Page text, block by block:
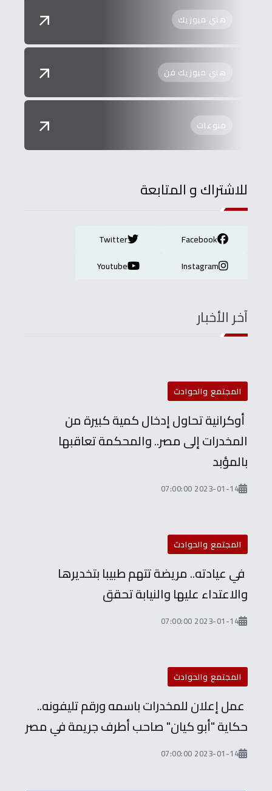
هاي ميوزيك
هاي ميوزيك فن
منوعات
للاشتراك و المتابعة
Facebook
Twitter
Instagram
Youtube
آخر الأخبار
المجتمع والحوادث
أوكرانية تحاول إدخال كمية كبيرة من
المخدرات إلى مصر.. والمحكمة تعاقبها
بالمؤبد
2023-01-14 07:00:00
المجتمع والحوادث
في عيادته.. مريضة تتهم طبيبا بتخديرها
والاعتداء عليها والنيابة تحقق
2023-01-14 07:00:00
المجتمع والحوادث
عمل إعلان للمخدرات باسمه ورقم تليفونه..
حكاية "أبو كيان" صاحب أطرف جريمة في مصر
2023-01-14 07:00:00